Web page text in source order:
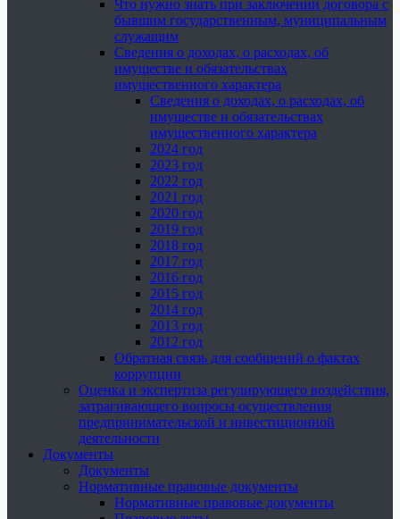
Что нужно знать при заключении договора с
бывшим государственным, муниципальным
служащим
Сведения о доходах, о расходах, об
имуществе и обязательствах
имущественного характера
Сведения о доходах, о расходах, об
имуществе и обязательствах
имущественного характера
2024 год
2023 год
2022 год
2021 год
2020 год
2019 год
2018 год
2017 год
2016 год
2015 год
2014 год
2013 год
2012 год
Обратная связь для сообщений о фактах
коррупции
Оценка и экспертиза регулирующего воздействия,
затрагивающего вопросы осуществления
предпринимательской и инвестиционной
деятельности
Документы
Документы
Нормативные правовые документы
Нормативные правовые документы